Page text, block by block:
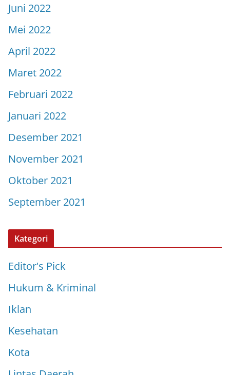
Juni 2022
Mei 2022
April 2022
Maret 2022
Februari 2022
Januari 2022
Desember 2021
November 2021
Oktober 2021
September 2021
Kategori
Editor's Pick
Hukum & Kriminal
Iklan
Kesehatan
Kota